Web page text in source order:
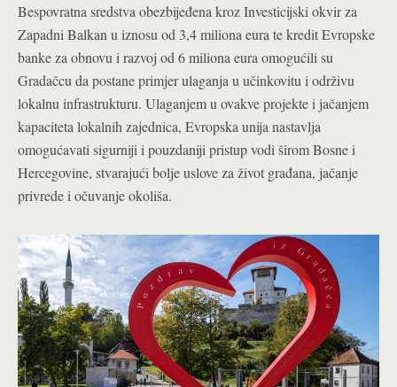
Bespovratna sredstva obezbijeđena kroz Investicijski okvir za
Zapadni Balkan u iznosu od 3,4 miliona eura te kredit Evropske
banke za obnovu i razvoj od 6 miliona eura omogućili su
Gradačcu da postane primjer ulaganja u učinkovitu i održivu
lokalnu infrastrukturu. Ulaganjem u ovakve projekte i jačanjem
kapaciteta lokalnih zajednica, Evropska unija nastavlja
omogućavati sigurniji i pouzdaniji pristup vodi širom Bosne i
Hercegovine, stvarajući bolje uslove za život građana, jačanje
privrede i očuvanje okoliša.